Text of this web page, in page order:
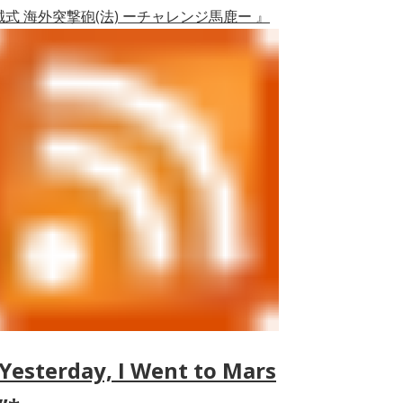
式 海外突撃砲(法) ーチャレンジ馬鹿ー 』
I Went to Mars